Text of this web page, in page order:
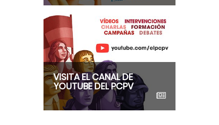
VISITA EL CANAL DE
YOUTUBE DEL PCPV